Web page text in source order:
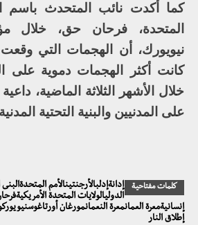
كما أكدت نائب المتحدث باسم
المتحدة، فرحان حق،
نيويورك، أن الهجمات التي وقعت
كانت أكثر الهجمات دموية على
خلال الأشهر الثلاثة الماضية،
على المدنيين والبنية التحتية
كلمات مفتاحية
إدانةإدلبالأرجنتينالأمم
الدوليالولايات المتحدة
إنسانيةمعرة العمانمعرة النعمانمورغان
إطلاق النار